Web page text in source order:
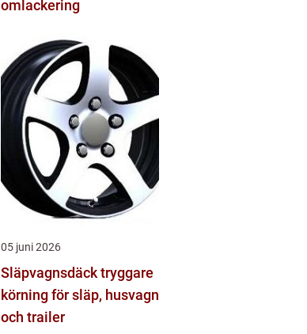
omlackering
05 juni 2026
Släpvagnsdäck tryggare
körning för släp, husvagn
och trailer